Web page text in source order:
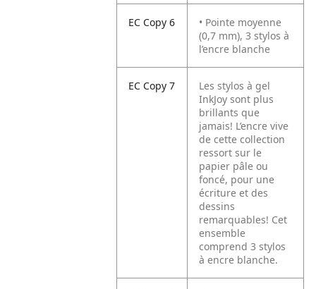
EC Copy 6
• Pointe moyenne
(0,7 mm), 3 stylos à
l’encre blanche
EC Copy 7
Les stylos à gel
InkJoy sont plus
brillants que
jamais! L’encre vive
de cette collection
ressort sur le
papier pâle ou
foncé, pour une
écriture et des
dessins
remarquables! Cet
ensemble
comprend 3 stylos
à encre blanche.